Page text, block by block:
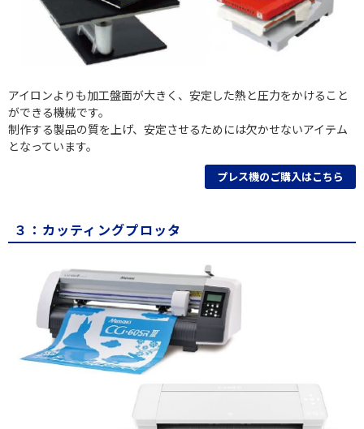
アイロンよりも加工盤面が大きく、安定した熱と圧力をかけること
ができる機械です。
制作する製品の質を上げ、安定させるためには欠かせないアイテム
となっています。
プレス機のご購入はこちら
３：カッティングプロッタ